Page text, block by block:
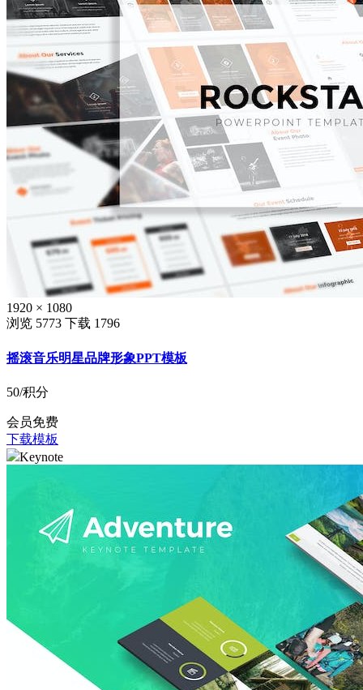
1920 × 1080
浏览 5773 下载 1796
摇滚音乐明星品牌形象PPT模板
50/积分
会员免费
下载模板
Keynote